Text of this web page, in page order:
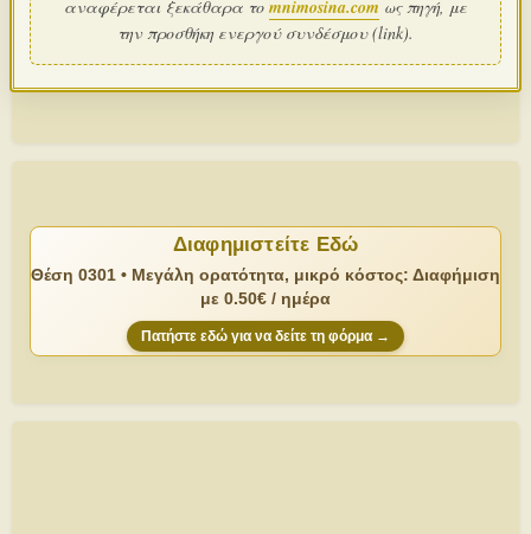
αναφέρεται ξεκάθαρα το mnimosina.com ως πηγή, με
την προσθήκη ενεργού συνδέσμου (link).
Διαφημιστείτε Εδώ
Θέση 0301 • Μεγάλη ορατότητα, μικρό κόστος: Διαφήμιση
με 0.50€ / ημέρα
Πατήστε εδώ για να δείτε τη φόρμα →